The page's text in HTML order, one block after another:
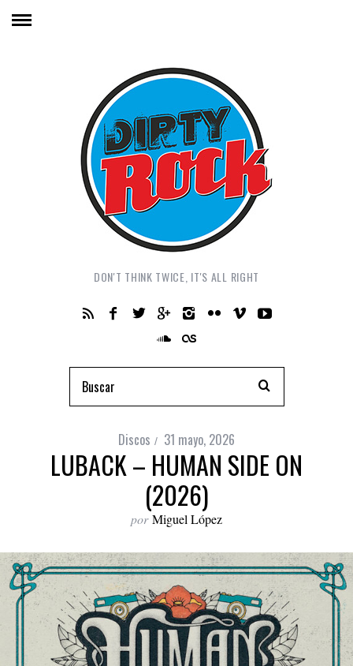
DON'T THINK TWICE, IT'S ALL RIGHT
Discos 31 mayo, 2026
LUBACK – HUMAN SIDE ON
(2026)
por Miguel López